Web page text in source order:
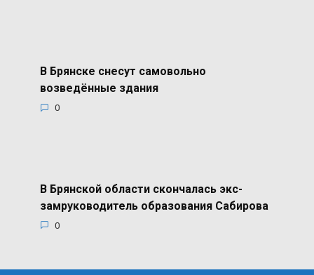
В Брянске снесут самовольно
возведённые здания
0
В Брянской области скончалась экс-
замруководитель образования Сабирова
0